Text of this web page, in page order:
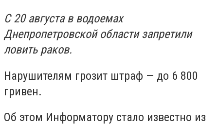
С 20 августа в водоемах
Днепропетровской области запретили
ловить раков.
Нарушителям грозит штраф — до 6 800
гривен.
Об этом Информатору стало известно из